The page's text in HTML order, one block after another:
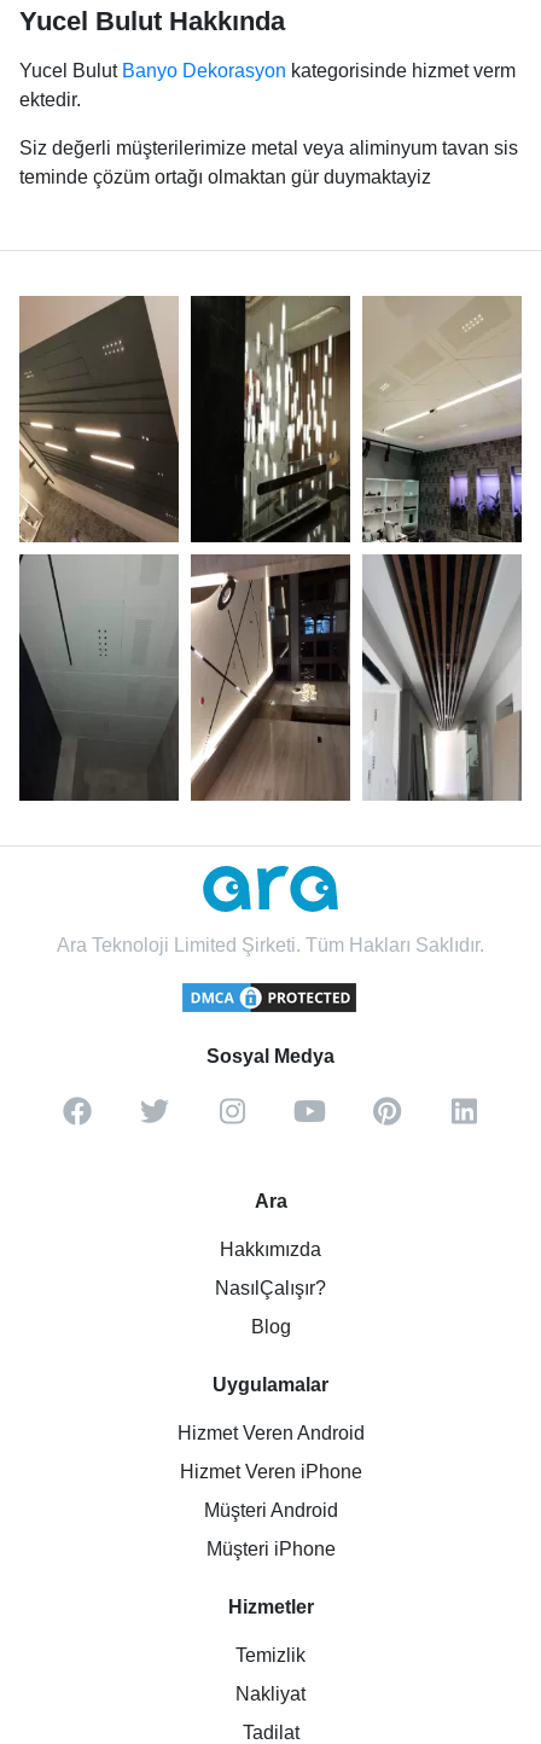
Yucel Bulut Hakkında
Yucel Bulut Banyo Dekorasyon kategorisinde hizmet verm
ektedir.
Siz değerli müşterilerimize metal veya aliminyum tavan sis
teminde çözüm ortağı olmaktan gür duymaktayiz
Ara Teknoloji Limited Şirketi. Tüm Hakları Saklıdır.
Sosyal Medya
Ara
Hakkımızda
NasılÇalışır?
Blog
Uygulamalar
Hizmet Veren Android
Hizmet Veren iPhone
Müşteri Android
Müşteri iPhone
Hizmetler
Temizlik
Nakliyat
Tadilat